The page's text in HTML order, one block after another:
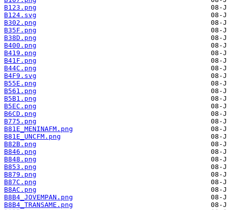
B123.png
B124.svg
B302.png
B35F.png
B38D.png
B400.png
B419.png
B41F.png
B44C.png
B4F9.svg
B55E.png
B561.png
B5B1.png
B5EC.png
B6CD.png
B775.png
B81E_MENINAFM.png
B81E_UNCFM.png
B82B.png
B846.png
B848.png
B853.png
B879.png
B87C.png
B8AC.png
B8B4_JOVEMPAN.png
B8B4_TRANSAME.png